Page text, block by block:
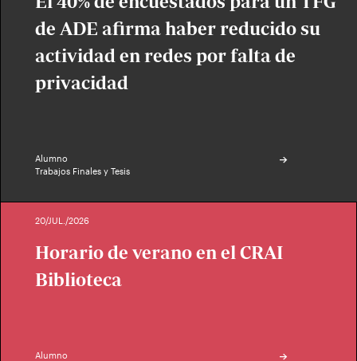
de ADE afirma haber reducido su
actividad en redes por falta de
privacidad
Alumno
Trabajos Finales y Tesis
20/JUL./2026
Horario de verano en el CRAI
Biblioteca
Alumno